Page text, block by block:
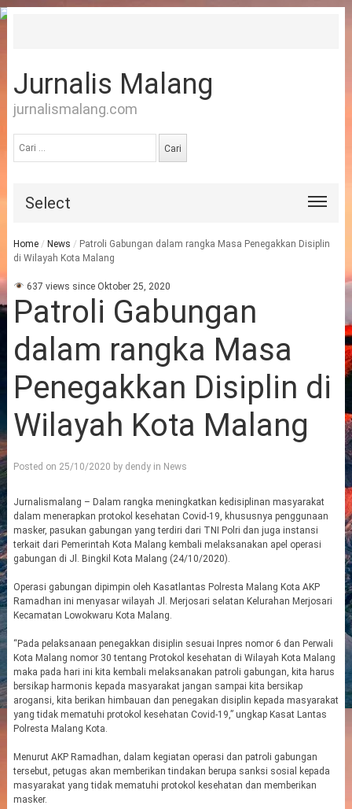
Jurnalis Malang
jurnalismalang.com
untuk:
Select
Home / News / Patroli Gabungan dalam rangka Masa Penegakkan Disiplin
di Wilayah Kota Malang
637 views since Oktober 25, 2020
Patroli Gabungan
dalam rangka Masa
Penegakkan Disiplin di
Wilayah Kota Malang
Posted on 25/10/2020 by dendyin News
Jurnalismalang – Dalam rangka meningkatkan kedisiplinan masyarakat
dalam menerapkan protokol kesehatan Covid-19, khususnya penggunaan
masker, pasukan gabungan yang terdiri dari TNI Polri dan juga instansi
terkait dari Pemerintah Kota Malang kembali melaksanakan apel operasi
gabungan di Jl. Bingkil Kota Malang (24/10/2020).
Operasi gabungan dipimpin oleh Kasatlantas Polresta Malang Kota AKP
Ramadhan ini menyasar wilayah Jl. Merjosari selatan Kelurahan Merjosari
Kecamatan Lowokwaru Kota Malang.
“Pada pelaksanaan penegakkan disiplin sesuai Inpres nomor 6 dan Perwali
Kota Malang nomor 30 tentang Protokol kesehatan di Wilayah Kota Malang
maka pada hari ini kita kembali melaksanakan patroli gabungan, kita harus
bersikap harmonis kepada masyarakat jangan sampai kita bersikap
arogansi, kita berikan himbauan dan penegakan disiplin kepada masyarakat
yang tidak mematuhi protokol kesehatan Covid-19,” ungkap Kasat Lantas
Polresta Malang Kota.
Menurut AKP Ramadhan, dalam kegiatan operasi dan patroli gabungan
tersebut, petugas akan memberikan tindakan berupa sanksi sosial kepada
masyarakat yang tidak mematuhi protokol kesehatan dan memberikan
masker.